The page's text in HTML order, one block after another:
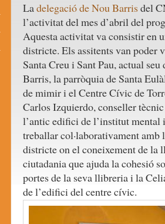
Ladelegació de Nou Barrisdel
l’activitat del mes d’abril del
Aquesta activitat va consistir en
districte. Els assitents van poder
Santa Creu i Sant Pau, actual
Barris, la parròquia de Santa
de mimir i el Centre Cívic de
Carlos Izquierdo, conseller
l’antic edifici de l’institut mental
treballar col·laborativament
districte on el coneixement de la
ciutadania que ajuda la cohesió
portes de la seva llibreria i la
de l’edifici del centre cívic.